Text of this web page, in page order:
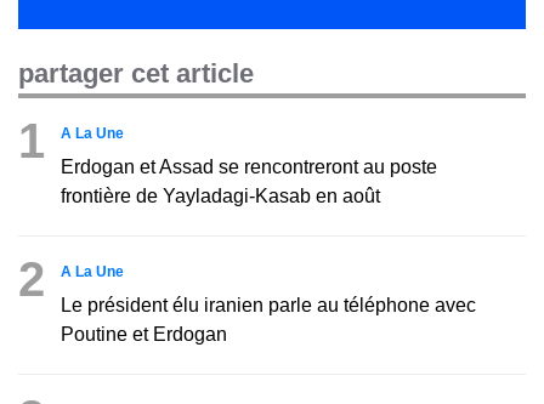
partager cet article
1 A La Une
Erdogan et Assad se rencontreront au poste
frontière de Yayladagi-Kasab en août
2 A La Une
Le président élu iranien parle au téléphone avec
Poutine et Erdogan